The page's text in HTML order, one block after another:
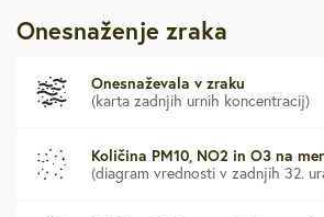
Onesnaženje zraka
Onesnaževala v zraku
(karta zadnjih urnih koncentracij)
Količina PM10, NO2 in O3 na
(diagram vrednosti v zadnjih 32.